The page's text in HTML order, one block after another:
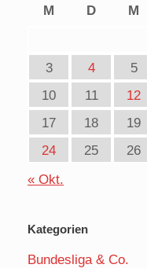
M
D M
3
4 5
10
11 12
17
18 19
24
25 26
« Okt.
Kategorien
Bundesliga & Co.